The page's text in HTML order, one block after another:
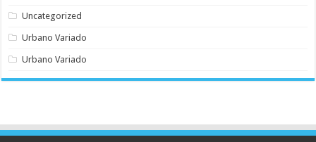
Uncategorized
Urbano Variado
Urbano Variado